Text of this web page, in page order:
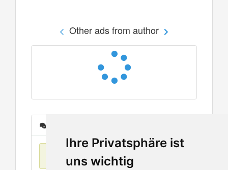
Ihre Privatsphäre ist
uns wichtig
Other ads from author
No items found